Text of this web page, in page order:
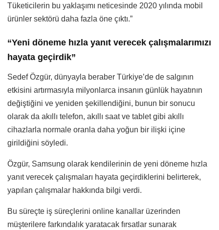
Tüketicilerin bu yaklaşımı neticesinde 2020 yılında mobil
ürünler sektörü daha fazla öne çıktı.”
“Yeni döneme hızla yanıt verecek çalışmalarımızı
hayata geçirdik”
Sedef Özgür, dünyayla beraber Türkiye’de de salgının
etkisini artırmasıyla milyonlarca insanın günlük hayatının
değiştiğini ve yeniden şekillendiğini, bunun bir sonucu
olarak da akıllı telefon, akıllı saat ve tablet gibi akıllı
cihazlarla normale oranla daha yoğun bir ilişki içine
girildiğini söyledi.
Özgür, Samsung olarak kendilerinin de yeni döneme hızla
yanıt verecek çalışmaları hayata geçirdiklerini belirterek,
yapılan çalışmalar hakkında bilgi verdi.
Bu süreçte iş süreçlerini online kanallar üzerinden
müşterilere farkındalık yaratacak fırsatlar sunarak